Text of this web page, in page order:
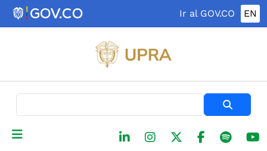
Pasar al contenido principal
Ir al GOV.CO EN